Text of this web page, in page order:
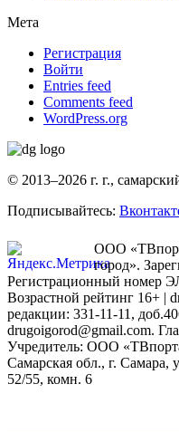
Мета
Регистрация
Войти
Entries feed
Comments feed
WordPress.org
© 2013–2026 г. г.,
Подписывайтесь:
ООО
город».
Регистрационный номер
Возрастной рейтинг 16+ |
редакции: 331-11-11,
drugoigorod@gmail.com.
Учредитель: ООО
Самарская обл., г. Самара,
52/55, комн. 6